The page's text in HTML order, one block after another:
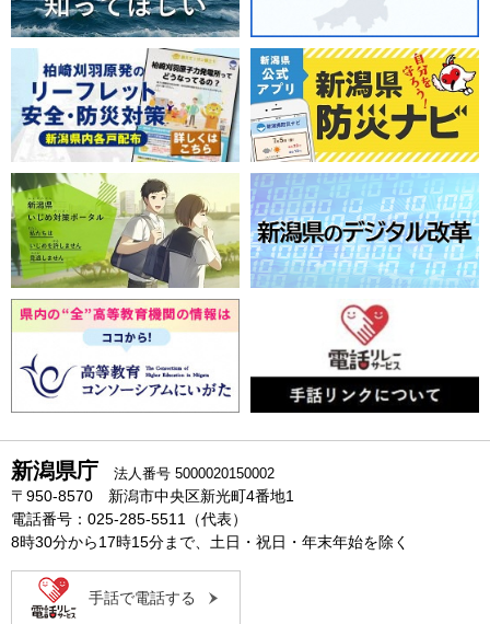
新潟県庁 法人番号 5000020150002
〒950-8570 新潟市中央区新光町4番地1
電話番号：025-285-5511（代表）
8時30分から17時15分まで、土日・祝日・年末年始を除く
手話で電話する